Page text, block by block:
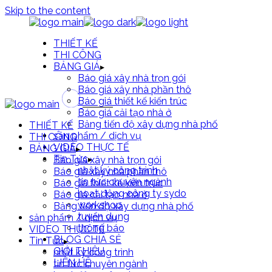
Skip to the content
THIẾT KẾ
THI CÔNG
BẢNG GIÁ
Báo giá xây nhà trọn gói
Báo giá xây nhà phần thô
Báo giá thiết kế kiến trúc
Báo giá cải tạo nhà ở
Bảng tiến độ xây dựng nhà phố
sản phẩm / dịch vụ
VIDEO THỰC TẾ
Tin Tức
nhật ký công trình
tin tức chuyên ngành
hoạt động công ty sydo
workshop
tuyển dụng
thông báo
BLOG CHIA SẺ
GIỚI THIỆU
LIÊN HỆ
THIẾT KẾ
THI CÔNG
BẢNG GIÁ
Báo giá xây nhà trọn gói
Báo giá xây nhà phần thô
Báo giá thiết kế kiến trúc
Báo giá cải tạo nhà ở
Bảng tiến độ xây dựng nhà phố
sản phẩm / dịch vụ
VIDEO THỰC TẾ
Tin Tức
nhật ký công trình
tin tức chuyên ngành